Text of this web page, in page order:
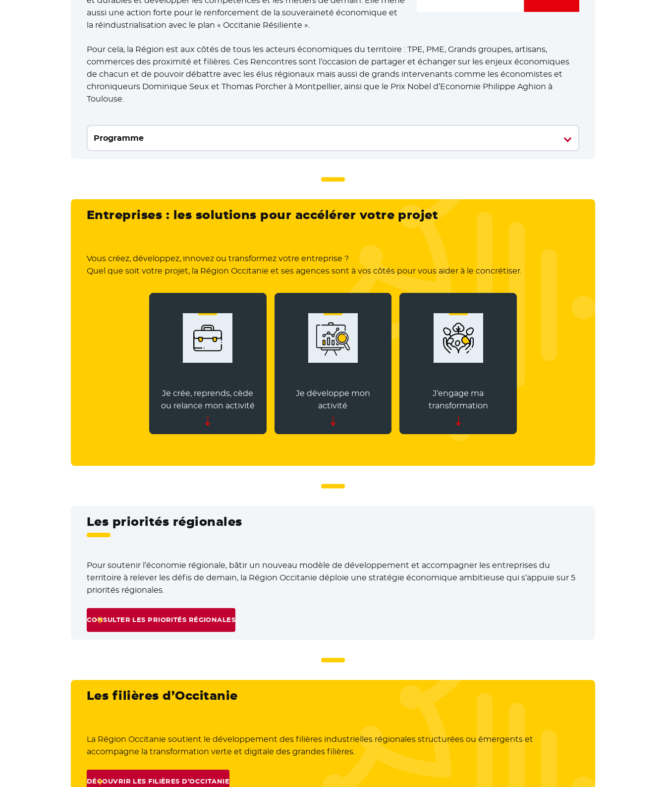
aussi une action forte pour le renforcement de la souveraineté économique et
la réindustrialisation avec le plan « Occitanie Résiliente ».
Pour cela, la Région est aux côtés de tous les acteurs économiques du territoire : TPE, PME, Grands groupes, artisans,
commerces des proximité et filières. Ces Rencontres sont l’occasion de partager et échanger sur les enjeux économiques
de chacun et de pouvoir débattre avec les élus régionaux mais aussi de grands intervenants comme les économistes et
chroniqueurs Dominique Seux et Thomas Porcher à Montpellier, ainsi que le Prix Nobel d’Economie Philippe Aghion à
Toulouse.
Programme
Entreprises : les solutions pour accélérer votre projet
Vous créez, développez, innovez ou transformez votre entreprise ?
Quel que soit votre projet, la Région Occitanie et ses agences sont à vos côtés pour vous aider à le concrétiser.
Je crée, reprends, cède
ou relance mon activité
Je développe mon
activité
J’engage ma
transformation
Les priorités régionales
Pour soutenir l’économie régionale, bâtir un nouveau modèle de développement et accompagner les entreprises du
territoire à relever les défis de demain, la Région Occitanie déploie une stratégie économique ambitieuse qui s’appuie sur 5
priorités régionales.
CONSULTER LES PRIORITÉS RÉGIONALES
Les filières d’Occitanie
La Région Occitanie soutient le développement des filières industrielles régionales structurées ou émergents et
accompagne la transformation verte et digitale des grandes filières.
DÉCOUVRIR LES FILIÈRES D’OCCITANIE